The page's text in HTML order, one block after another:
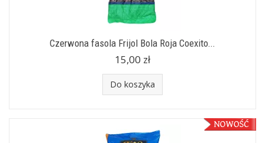
Czerwona fasola Frijol Bola Roja Coexito...
15,00 zł
Do koszyka